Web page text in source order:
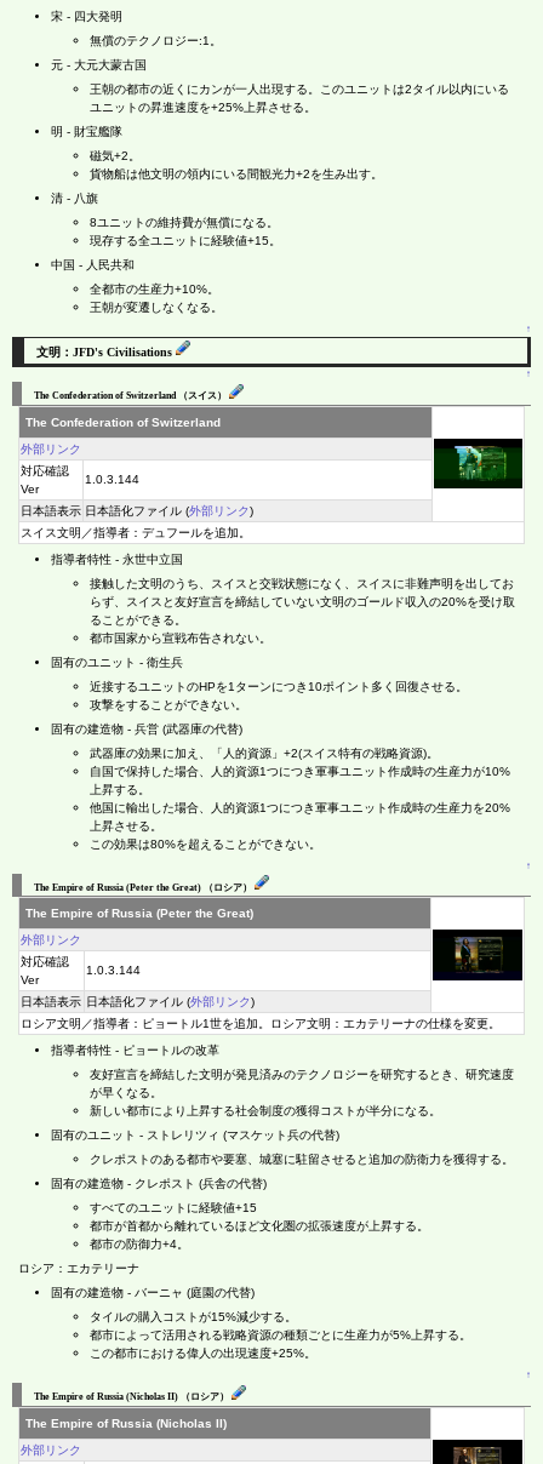
宋 - 四大発明
無償のテクノロジー:1。
元 - 大元大蒙古国
王朝の都市の近くにカンが一人出現する。このユニットは2タイル以内にいる
ユニットの昇進速度を+25%上昇させる。
明 - 財宝艦隊
磁気+2。
貨物船は他文明の領内にいる間観光力+2を生み出す。
清 - 八旗
8ユニットの維持費が無償になる。
現存する全ユニットに経験値+15。
中国 - 人民共和
全都市の生産力+10%。
王朝が変遷しなくなる。
↑
文明：JFD's Civilisations
↑
The Confederation of Switzerland （スイス）
The Confederation of Switzerland
外部リンク
対応確認
Ver
1.0.3.144
日本語表示 日本語化ファイル (外部リンク)
スイス文明／指導者：デュフールを追加。
指導者特性 - 永世中立国
接触した文明のうち、スイスと交戦状態になく、スイスに非難声明を出してお
らず、スイスと友好宣言を締結していない文明のゴールド収入の20%を受け取
ることができる。
都市国家から宣戦布告されない。
固有のユニット - 衛生兵
近接するユニットのHPを1ターンにつき10ポイント多く回復させる。
攻撃をすることができない。
固有の建造物 - 兵営 (武器庫の代替)
武器庫の効果に加え、「人的資源」+2(スイス特有の戦略資源)。
自国で保持した場合、人的資源1つにつき軍事ユニット作成時の生産力が10%
上昇する。
他国に輸出した場合、人的資源1つにつき軍事ユニット作成時の生産力を20%
上昇させる。
この効果は80%を超えることができない。
↑
The Empire of Russia (Peter the Great) （ロシア）
The Empire of Russia (Peter the Great)
外部リンク
対応確認
Ver
1.0.3.144
日本語表示 日本語化ファイル (外部リンク)
ロシア文明／指導者：ピョートル1世を追加。ロシア文明：エカテリーナの仕様を変更。
指導者特性 - ピョートルの改革
友好宣言を締結した文明が発見済みのテクノロジーを研究するとき、研究速度
が早くなる。
新しい都市により上昇する社会制度の獲得コストが半分になる。
固有のユニット - ストレリツィ (マスケット兵の代替)
クレポストのある都市や要塞、城塞に駐留させると追加の防衛力を獲得する。
固有の建造物 - クレポスト (兵舎の代替)
すべてのユニットに経験値+15
都市が首都から離れているほど文化圏の拡張速度が上昇する。
都市の防御力+4。
ロシア：エカテリーナ
固有の建造物 - バーニャ (庭園の代替)
タイルの購入コストが15%減少する。
都市によって活用される戦略資源の種類ごとに生産力が5%上昇する。
この都市における偉人の出現速度+25%。
↑
The Empire of Russia (Nicholas II) （ロシア）
The Empire of Russia (Nicholas II)
外部リンク